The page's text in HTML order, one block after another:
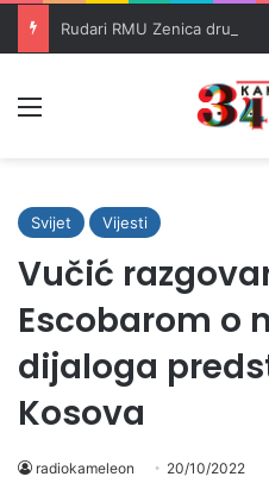
Svijet Vijesti
Vučić
Escobarom o
dijaloga
Kosova
radiokameleon 20/10/2022